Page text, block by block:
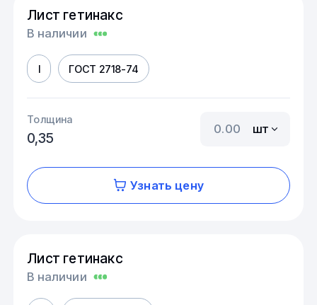
Лист гетинакс
В наличии
I ГОСТ 2718-74
Толщина
0,35
шт
Узнать цену
Лист гетинакс
В наличии